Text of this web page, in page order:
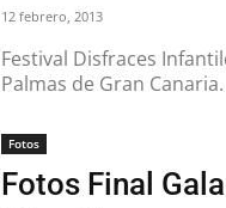
12 febrero, 2013
Festival Disfraces
Palmas de Gran Canaria.
Fotos
Fotos Final